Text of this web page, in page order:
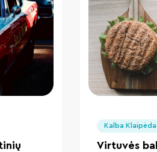
Kalba Klaipėda
Virtuvės